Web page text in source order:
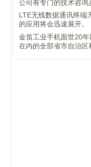
公司有专门的技术咨
LTE无线数据通讯终端
的应用将会迅速展开。
金笛工业手机面世20
在内的全部省市自治区